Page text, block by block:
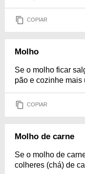
COPIAR
Molho
Se o molho ficar
pão e cozinhe mais
COPIAR
Molho de carne
Se o molho de
colheres (chá) de